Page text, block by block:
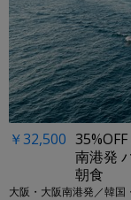
￥32,500
南港発
朝食
大阪・大阪南港発／韓国